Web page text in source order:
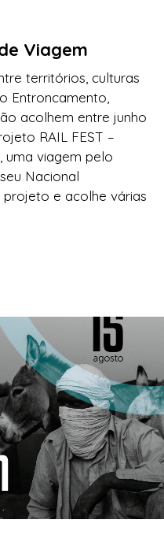
Viagem
territórios, culturas
Entroncamento,
acolhem entre junho
RAIL FEST –
uma viagem pelo
Nacional
e acolhe várias